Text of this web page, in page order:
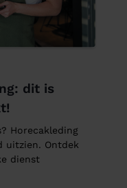
dit is
Horecakleding
uitzien. Ontdek
dienst